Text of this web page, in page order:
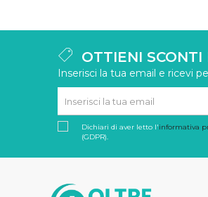
OTTIENI SCONTI
Inserisci la tua email e ricevi
Dichiari di aver letto l'informativa
(GDPR).